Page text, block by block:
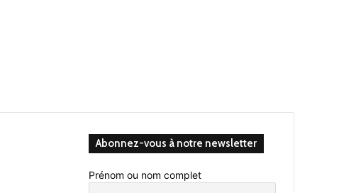
Abonnez-vous à notre newsletter
Prénom ou nom complet